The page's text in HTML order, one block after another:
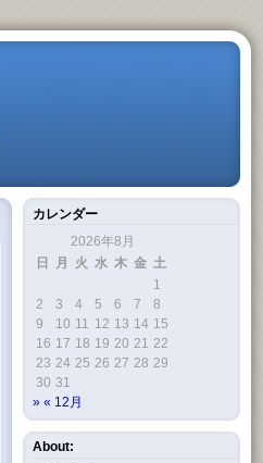
カレンダー
2026年8月
日
月 火 水 木 金 土
1
2
3 4 5 6 7
8
9
10 11 12 13 14 15
16 17 18 19 20 21 22
23 24 25 26 27 28 29
30 31
« 12月
About: